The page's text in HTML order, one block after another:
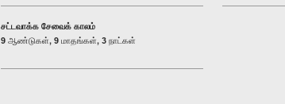
சட்டவாக்க சேவைக் காலம்
9 ஆண்டுகள், 9 மாதங்கள், 3 நாட்கள்